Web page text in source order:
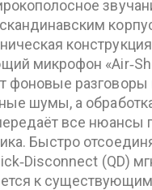
микрофон
фоновые разговоры
шумы, а
все нюансы
Быстро
(QD)
к существующим